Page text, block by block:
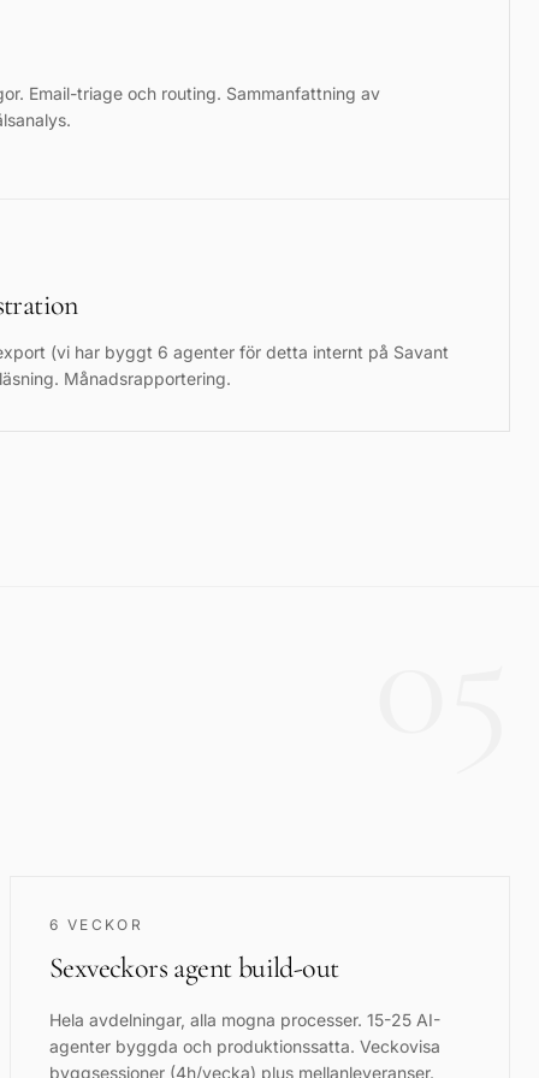
Email-triage och routing. Sammanfattning av
(vi har byggt 6 agenter för detta internt på Savant
Månadsrapportering.
6 VECKOR
Sexveckors agent build-out
Hela avdelningar, alla mogna processer. 15-25 AI-
agenter byggda och produktionssatta. Veckovisa
byggsessioner (4h/vecka) plus mellanleveranser.